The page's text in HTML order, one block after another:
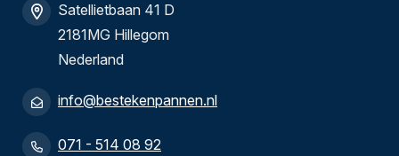
Satellietbaan 41 D
2181MG Hillegom
Nederland
info@bestekenpannen.nl
071 - 514 08 92